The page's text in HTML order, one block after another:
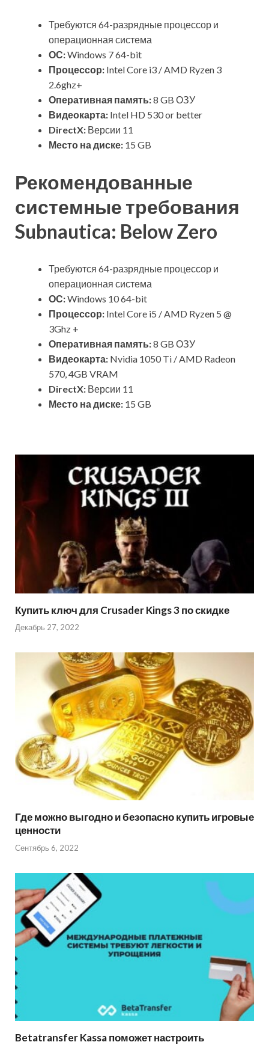
Требуются 64-разрядные процессор и
операционная система
ОС:Windows 7 64-bit
Процессор: Intel Core i3 / AMD Ryzen 3
2.6ghz+
Оперативная память:8 GB ОЗУ
Видеокарта: Intel HD 530 or better
DirectX: Версии 11
Место на диске: 15 GB
Рекомендованные
системные требования
Subnautica: Below Zero
Требуются 64-разрядные процессор и
операционная система
ОС:Windows 10 64-bit
Процессор: Intel Core i5 / AMD Ryzen 5 @
3Ghz +
Оперативная память:8 GB ОЗУ
Видеокарта: Nvidia 1050 Ti / AMD Radeon
570, 4GB VRAM
DirectX: Версии 11
Место на диске: 15 GB
Купить ключ для Crusader Kings 3 по скидке
Декабрь 27, 2022
Где можно выгодно и безопасно купить игровые
ценности
Сентябрь 6, 2022
Betatransfer Kassa поможет настроить